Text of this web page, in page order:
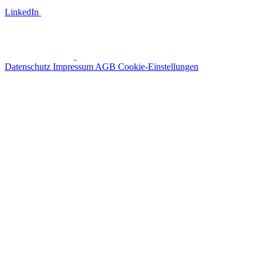
LinkedIn
Datenschutz Impressum AGB Cookie-Einstellungen